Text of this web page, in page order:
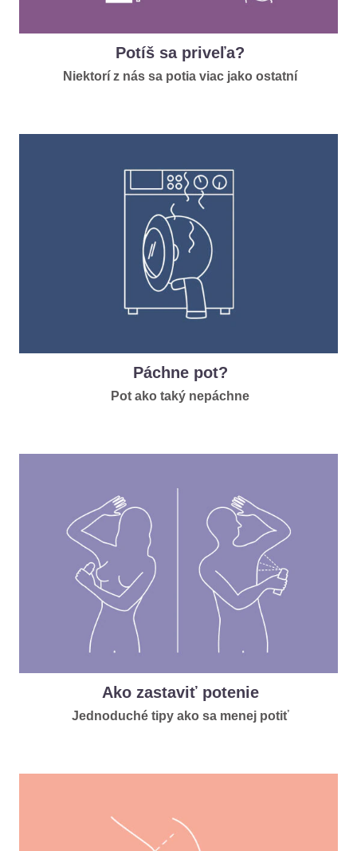
Potíš sa priveľa?
Niektorí z nás sa potia viac jako ostatní
Páchne pot?
Pot ako taký nepáchne
Ako zastaviť potenie
Jednoduché tipy ako sa menej potiť